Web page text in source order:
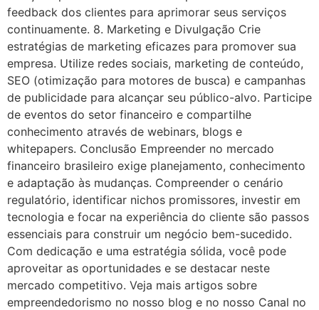
feedback dos clientes para aprimorar seus serviços
continuamente. 8. Marketing e Divulgação Crie
estratégias de marketing eficazes para promover sua
empresa. Utilize redes sociais, marketing de conteúdo,
SEO (otimização para motores de busca) e campanhas
de publicidade para alcançar seu público-alvo. Participe
de eventos do setor financeiro e compartilhe
conhecimento através de webinars, blogs e
whitepapers. Conclusão Empreender no mercado
financeiro brasileiro exige planejamento, conhecimento
e adaptação às mudanças. Compreender o cenário
regulatório, identificar nichos promissores, investir em
tecnologia e focar na experiência do cliente são passos
essenciais para construir um negócio bem-sucedido.
Com dedicação e uma estratégia sólida, você pode
aproveitar as oportunidades e se destacar neste
mercado competitivo. Veja mais artigos sobre
empreendedorismo no nosso blog e no nosso Canal no